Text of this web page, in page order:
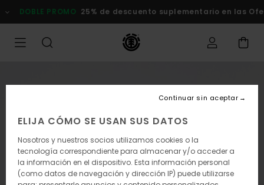
la
PROMO 25% de descuento suplementario en las Ofertas
ELIJA CÓMO SE USAN SUS DATOS
Nosotros y nuestros socios utilizamos cookies o la
tecnología correspondiente para almacenar y/o acceder a
la información en el dispositivo. Esta información personal
(como datos de navegación y dirección IP) puede utilizarse
Continuar sin aceptar